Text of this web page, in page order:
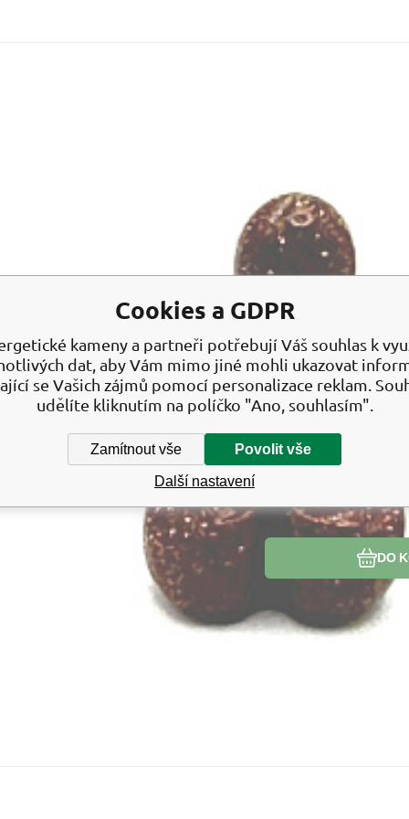
DO
Cookies a GDPR
kameny a partneři potřebují Váš souhlas k
dat, aby Vám mimo jiné mohli ukazovat
se Vašich zájmů pomocí personalizace reklam.
udělíte kliknutím na políčko "Ano, souhlasím".
Zamítnout vše Povolit vše
Další nastavení